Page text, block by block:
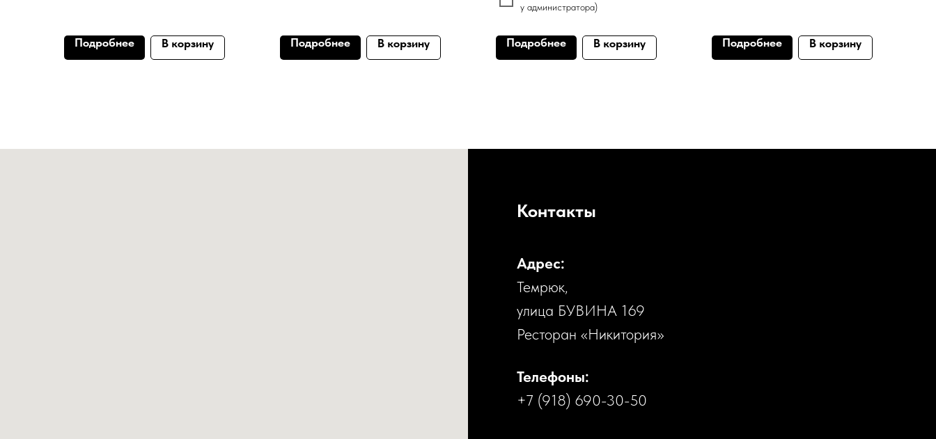
Подробнее В корзину Подробнее В корзину
у администратора)
Подробнее В корзину Подробнее В корзину
Контакты
Адрес:
Темрюк,
улица БУВИНА 169
Ресторан «Никитория»
Телефоны:
+7 (918) 690-30-50